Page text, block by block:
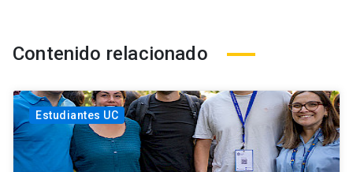
Contenido relacionado
Estudiantes UC